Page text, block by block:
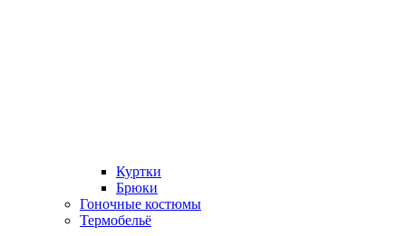
Куртки
Брюки
Гоночные костюмы
Термобельё